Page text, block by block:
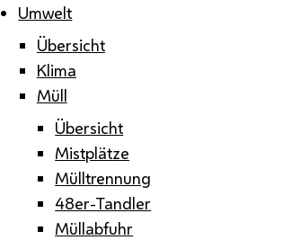
Umwelt
Übersicht
Klima
Müll
Übersicht
Mistplätze
Mülltrennung
48er-Tandler
Müllabfuhr